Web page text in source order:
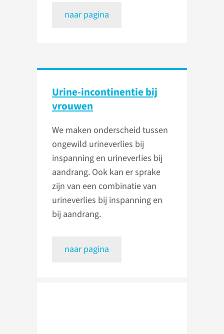
naar pagina
Urine-incontinentie bij
vrouwen
We maken onderscheid tussen
ongewild urineverlies bij
inspanning en urineverlies bij
aandrang. Ook kan er sprake
zijn van een combinatie van
urineverlies bij inspanning en
bij aandrang.
naar pagina